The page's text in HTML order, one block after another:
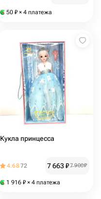
50 ₽ × 4 платежа
Кукла принцесса
4.6872 7 663₽7 900₽
1 916 ₽ × 4 платежа